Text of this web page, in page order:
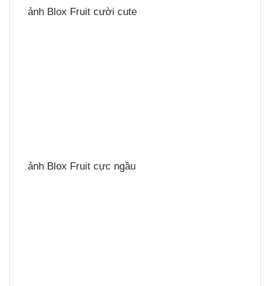
ảnh Blox Fruit cười cute
ảnh Blox Fruit cực ngầu